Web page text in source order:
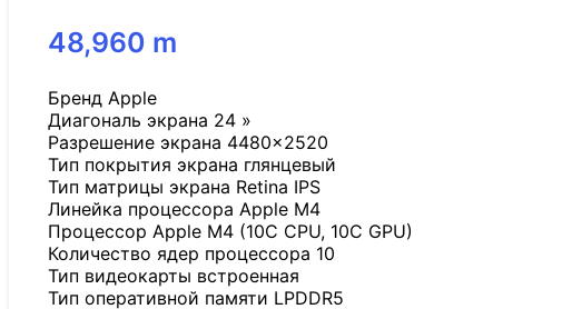
48,960 m
Бренд Apple
Диагональ экрана 24 »
Разрешение экрана 4480×2520
Тип покрытия экрана глянцевый
Тип матрицы экрана Retina IPS
Линейка процессора Apple M4
Процессор Apple M4 (10C CPU, 10C GPU)
Количество ядер процессора 10
Тип видеокарты встроенная
Тип оперативной памяти LPDDR5